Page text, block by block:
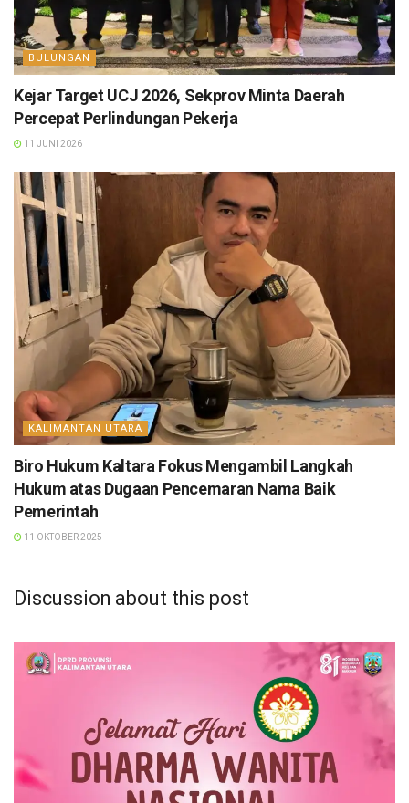
BULUNGAN
Kejar Target UCJ 2026, Sekprov Minta Daerah
Percepat Perlindungan Pekerja
11 JUNI 2026
KALIMANTAN UTARA
Biro Hukum Kaltara Fokus Mengambil Langkah
Hukum atas Dugaan Pencemaran Nama Baik
Pemerintah
11 OKTOBER 2025
Discussion about this post